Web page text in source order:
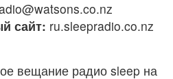
сайт: ru.sleepradio.co.nz
вещание радио sleep на